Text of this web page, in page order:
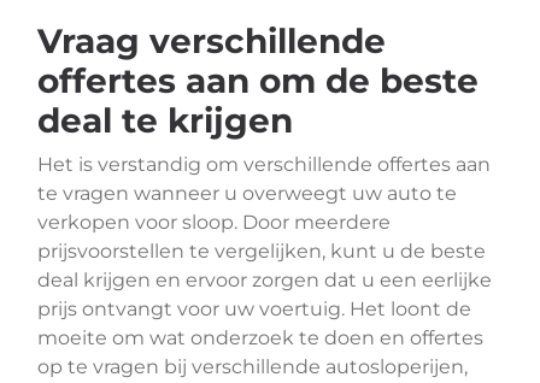
Vraag verschillende
offertes aan om de beste
deal te krijgen
Het is verstandig om verschillende offertes aan
te vragen wanneer u overweegt uw auto te
verkopen voor sloop. Door meerdere
prijsvoorstellen te vergelijken, kunt u de beste
deal krijgen en ervoor zorgen dat u een eerlijke
prijs ontvangt voor uw voertuig. Het loont de
moeite om wat onderzoek te doen en offertes
op te vragen bij verschillende autosloperijen,